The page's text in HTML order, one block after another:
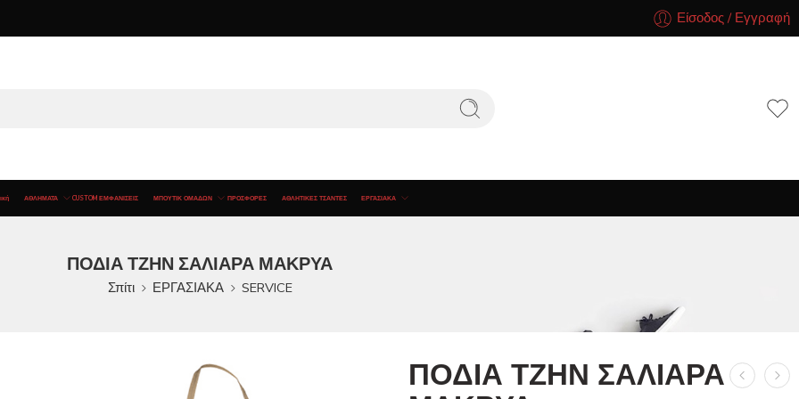
Είσοδος / Εγγραφή
ΑΘΛΗΜΑΤΑ CUSTOM ΕΜΦΑΝΙΣΕΙΣ ΜΠΟΥΤΙΚ ΟΜΑΔΩΝ ΠΡΟΣΦΟΡΕΣ ΑΘΛΗΤΙΚΕΣ ΤΣΑΝΤΕΣ ΕΡΓΑΣΙΑΚΑ
ΠΟΔΙΑ ΤΖΗΝ ΣΑΛΙΑΡΑ ΜΑΚΡΥΑ
Σπίτι ΕΡΓΑΣΙΑΚΑ SERVICE
ΠΟΔΙΑ ΤΖΗΝ ΣΑΛΙΑΡΑ